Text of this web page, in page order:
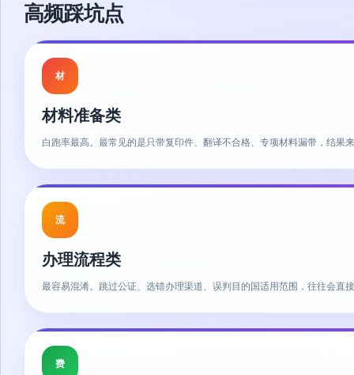
高频踩坑点
材
材料准备类
白跑率最高。最常见的是只带复印件、翻译不合格、专项材料漏带，结果
流
办理流程类
最容易混淆。跳过公证、选错办理渠道、误判目的国适用范围，往往会直
费